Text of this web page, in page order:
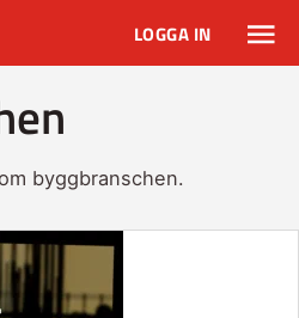
LOGGA IN
byggbranschen.